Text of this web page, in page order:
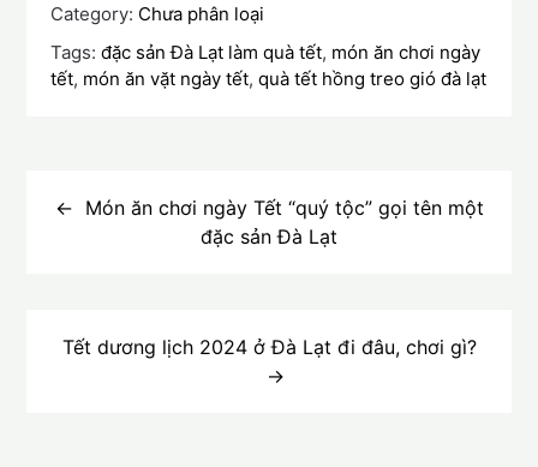
Category: Chưa phân loại
Tags:đặc sản Đà Lạt làm quà tết, món ăn chơi ngày
tết, món ăn vặt ngày tết,quà tết hồng treo gió đà lạt
hướngMón ăn chơi ngày Tết “quý tộc” gọi tên một
đặc sản Đà Lạt
Tết dương lịch 2024 ở Đà Lạt đi đâu, chơi gì?